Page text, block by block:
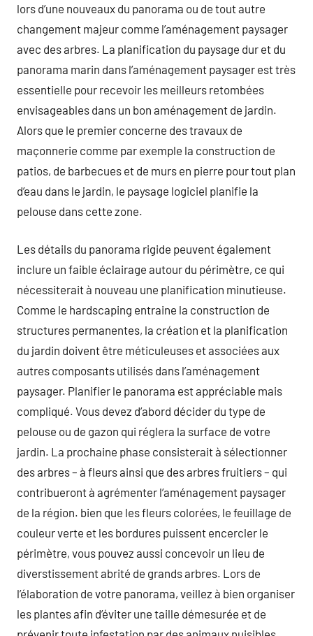
lors d’une nouveaux du panorama ou de tout autre
changement majeur comme l’aménagement paysager
avec des arbres. La planification du paysage dur et du
panorama marin dans l’aménagement paysager est très
essentielle pour recevoir les meilleurs retombées
envisageables dans un bon aménagement de jardin.
Alors que le premier concerne des travaux de
maçonnerie comme par exemple la construction de
patios, de barbecues et de murs en pierre pour tout plan
d’eau dans le jardin, le paysage logiciel planifie la
pelouse dans cette zone.
Les détails du panorama rigide peuvent également
inclure un faible éclairage autour du périmètre, ce qui
nécessiterait à nouveau une planification minutieuse.
Comme le hardscaping entraine la construction de
structures permanentes, la création et la planification
du jardin doivent être méticuleuses et associées aux
autres composants utilisés dans l’aménagement
paysager. Planifier le panorama est appréciable mais
compliqué. Vous devez d’abord décider du type de
pelouse ou de gazon qui réglera la surface de votre
jardin. La prochaine phase consisterait à sélectionner
des arbres – à fleurs ainsi que des arbres fruitiers – qui
contribueront à agrémenter l’aménagement paysager
de la région. bien que les fleurs colorées, le feuillage de
couleur verte et les bordures puissent encercler le
périmètre, vous pouvez aussi concevoir un lieu de
diverstissement abrité de grands arbres. Lors de
l’élaboration de votre panorama, veillez à bien organiser
les plantes afin d’éviter une taille démesurée et de